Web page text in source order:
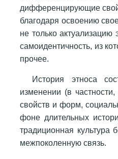
дифференцирующие
благодаря освоению
не только актуализацию
самоидентичность, из
прочее.
История этноса
изменении (в
свойств и форм,
фоне длительных
традиционная культура
межпоколенную связь.